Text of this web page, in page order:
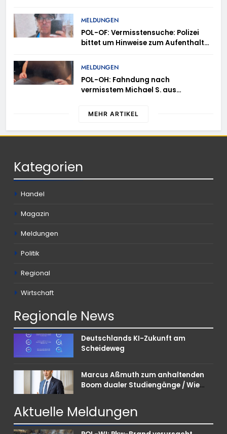
Anmeldung erforderlich
MELDUNGEN
POL-OF: Vermisstensuche: Polizei
bittet um Hinweise zum Aufenthalt
MELDUNGEN
POL-OH: Fahndung nach
vermisstem Michael S. aus
MEHR ARTIKEL
Kategorien
Handel
Magazin
Meldungen
Politik
Regional
Wirtschaft
Regionale News
Deutschlands KI-Zukunft am
Scheideweg
Marcus Aßmuth zum anhaltenden
Boom dualer Studiengänge / Wie
punkten können
Aktuelle Meldungen